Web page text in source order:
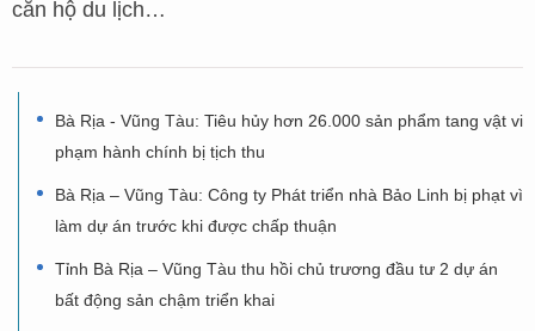
căn hộ du lịch…
Bà Rịa - Vũng Tàu: Tiêu hủy hơn 26.000 sản phẩm tang vật vi
phạm hành chính bị tịch thu
Bà Rịa – Vũng Tàu: Công ty Phát triển nhà Bảo Linh bị phạt vì
làm dự án trước khi được chấp thuận
Tỉnh Bà Rịa – Vũng Tàu thu hồi chủ trương đầu tư 2 dự án
bất động sản chậm triển khai